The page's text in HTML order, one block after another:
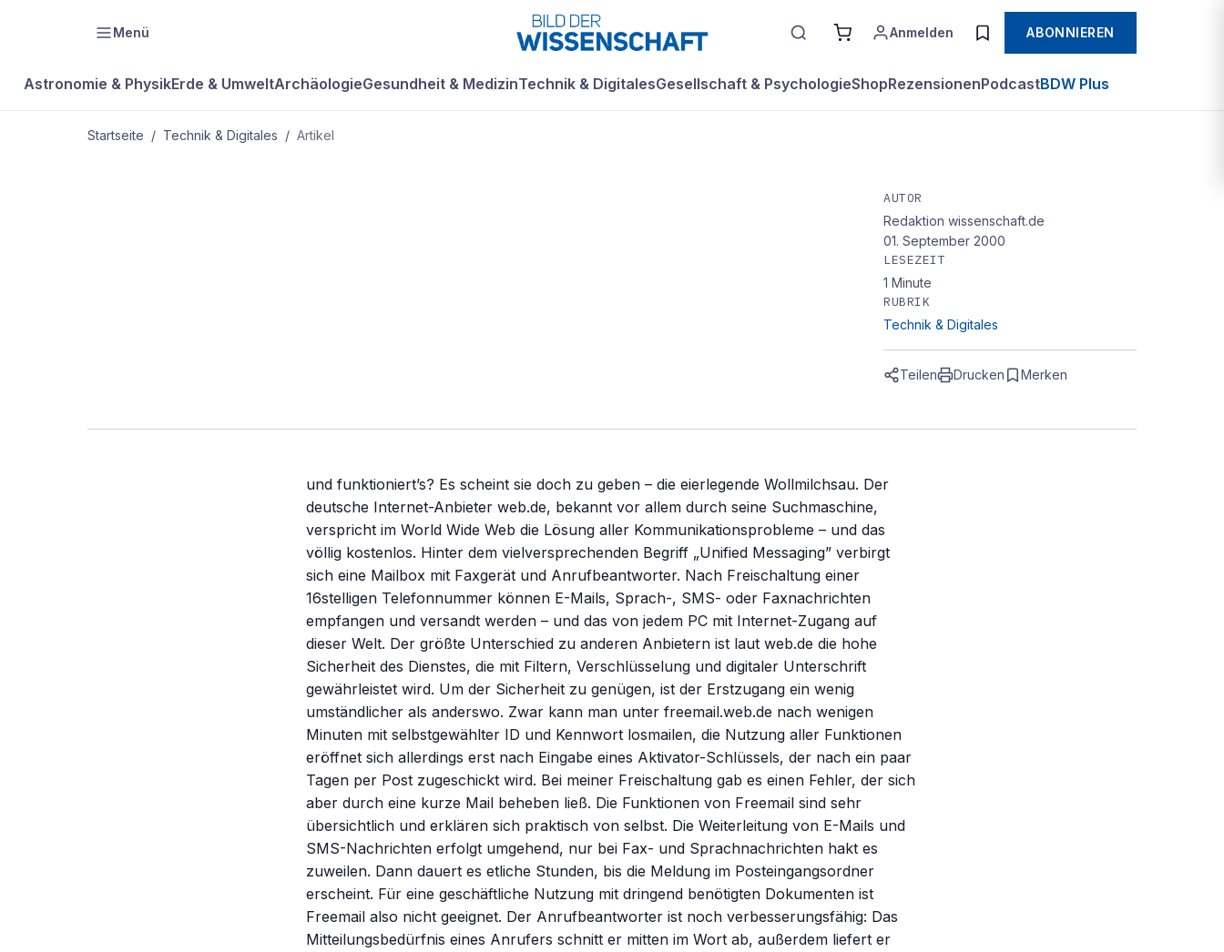
Menü Anmelden ABONNIEREN
Astronomie & PhysikErde & UmweltArchäologieGesundheit & MedizinTechnik & DigitalesGesellschaft & PsychologieShopRezensionenPodcastBDW Plus
Startseite / Technik & Digitales / Artikel
Der SMSMailfaxanrufbeantworter
AUTOR
Redaktion wissenschaft.de
01. September 2000
LESEZEIT
1 Minute
RUBRIK
Technik & Digitales
Teilen Drucken Merken
und funktioniert’s? Es scheint sie doch zu geben – die eierlegende Wollmilchsau. Der
deutsche Internet-Anbieter web.de, bekannt vor allem durch seine Suchmaschine,
verspricht im World Wide Web die Lösung aller Kommunikationsprobleme – und das
völlig kostenlos. Hinter dem vielversprechenden Begriff „Unified Messaging” verbirgt
sich eine Mailbox mit Faxgerät und Anrufbeantworter. Nach Freischaltung einer
16stelligen Telefonnummer können E-Mails, Sprach-, SMS- oder Faxnachrichten
empfangen und versandt werden – und das von jedem PC mit Internet-Zugang auf
dieser Welt. Der größte Unterschied zu anderen Anbietern ist laut web.de die hohe
Sicherheit des Dienstes, die mit Filtern, Verschlüsselung und digitaler Unterschrift
gewährleistet wird. Um der Sicherheit zu genügen, ist der Erstzugang ein wenig
umständlicher als anderswo. Zwar kann man unter freemail.web.de nach wenigen
Minuten mit selbstgewählter ID und Kennwort losmailen, die Nutzung aller Funktionen
eröffnet sich allerdings erst nach Eingabe eines Aktivator-Schlüssels, der nach ein paar
Tagen per Post zugeschickt wird. Bei meiner Freischaltung gab es einen Fehler, der sich
aber durch eine kurze Mail beheben ließ. Die Funktionen von Freemail sind sehr
übersichtlich und erklären sich praktisch von selbst. Die Weiterleitung von E-Mails und
SMS-Nachrichten erfolgt umgehend, nur bei Fax- und Sprachnachrichten hakt es
zuweilen. Dann dauert es etliche Stunden, bis die Meldung im Posteingangsordner
erscheint. Für eine geschäftliche Nutzung mit dringend benötigten Dokumenten ist
Freemail also nicht geeignet. Der Anrufbeantworter ist noch verbesserungsfähig: Das
Mitteilungsbedürfnis eines Anrufers schnitt er mitten im Wort ab, außerdem liefert er